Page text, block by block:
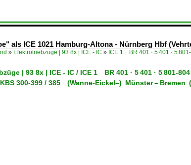
als ICE 1021 Hamburg-Altona - Nürnberg Hbf
» Elektrotriebzüge | 93 8x | ICE - IC » ICE 1 BR 401 · 5 401 · 5
| 93 8x | ICE - IC / ICE 1 BR 401 · 5 401 · 5 801-
300-399 / 385 (Wanne-Eickel–) Münster – Bremen